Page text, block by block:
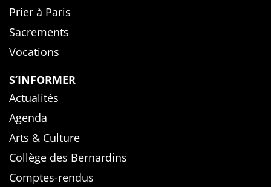
Prier à Paris
Sacrements
Vocations
S’INFORMER
Actualités
Agenda
Arts & Culture
Collège des Bernardins
Comptes-rendus